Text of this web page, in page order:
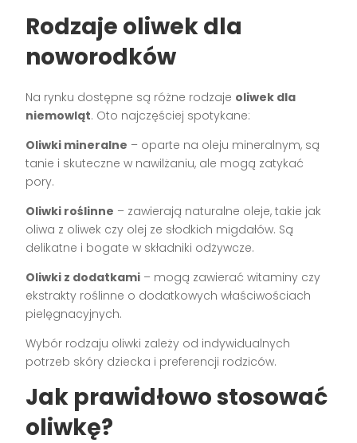
Rodzaje oliwek dla
noworodków
Na rynku dostępne są różne rodzaje oliwek dla
niemowląt. Oto najczęściej spotykane:
Oliwki mineralne – oparte na oleju mineralnym, są
tanie i skuteczne w nawilżaniu, ale mogą zatykać
pory.
Oliwki roślinne – zawierają naturalne oleje, takie jak
oliwa z oliwek czy olej ze słodkich migdałów. Są
delikatne i bogate w składniki odżywcze.
Oliwki z dodatkami – mogą zawierać witaminy czy
ekstrakty roślinne o dodatkowych właściwościach
pielęgnacyjnych.
Wybór rodzaju oliwki zależy od indywidualnych
potrzeb skóry dziecka i preferencji rodziców.
Jak prawidłowo stosować
oliwkę?